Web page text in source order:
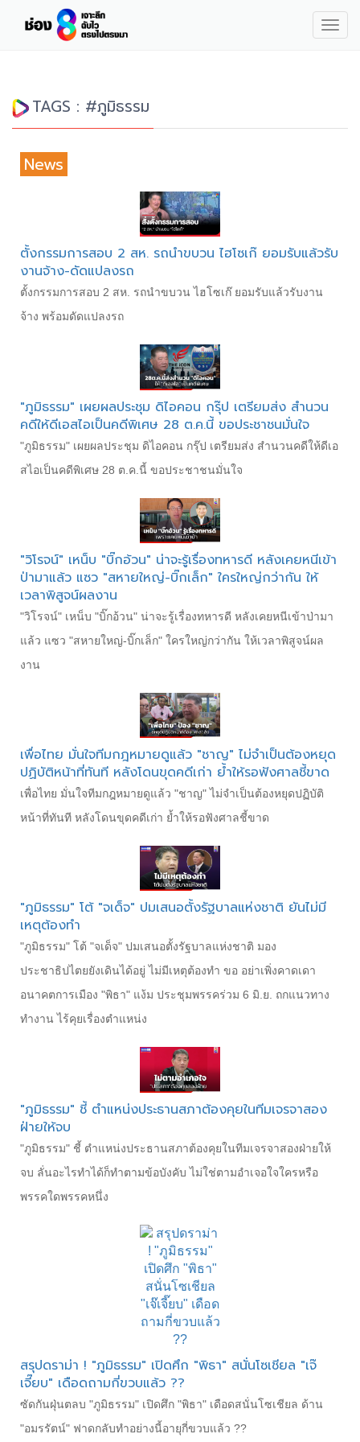
TAGS : #ภูมิธรรม
News
ตั้งกรรมการสอบ 2 สห. รถนำขบวน ไฮโซเก๊ ยอมรับแล้วรับ
งานจ้าง-ดัดแปลงรถ
ตั้งกรรมการสอบ 2 สห. รถนำขบวน ไฮโซเก๊ ยอมรับแล้วรับงาน
จ้าง พร้อมดัดแปลงรถ
"ภูมิธรรม" เผยผลประชุม ดิไอคอน กรุ๊ป เตรียมส่ง สำนวน
คดีให้ดีเอสไอเป็นคดีพิเศษ 28 ต.ค.นี้ ขอประชาชนมั่นใจ
"ภูมิธรรม" เผยผลประชุม ดิไอคอน กรุ๊ป เตรียมส่ง สำนวนคดีให้ดีเอ
สไอเป็นคดีพิเศษ 28 ต.ค.นี้ ขอประชาชนมั่นใจ
"วิโรจน์" เหน็บ "บิ๊กอ้วน" น่าจะรู้เรื่องทหารดี หลังเคยหนีเข้า
ป่ามาแล้ว แซว "สหายใหญ่-บิ๊กเล็ก" ใครใหญ่กว่ากัน ให้
เวลาพิสูจน์ผลงาน
"วิโรจน์" เหน็บ "บิ๊กอ้วน" น่าจะรู้เรื่องทหารดี หลังเคยหนีเข้าป่ามา
แล้ว แซว "สหายใหญ่-บิ๊กเล็ก" ใครใหญ่กว่ากัน ให้เวลาพิสูจน์ผล
งาน
เพื่อไทย มั่นใจทีมกฎหมายดูแล้ว "ชาญ" ไม่จำเป็นต้องหยุด
ปฏิบัติหน้าที่ทันที หลังโดนขุดคดีเก่า ย้ำให้รอฟังศาลชี้ขาด
เพื่อไทย มั่นใจทีมกฎหมายดูแล้ว "ชาญ" ไม่จำเป็นต้องหยุดปฏิบัติ
หน้าที่ทันที หลังโดนขุดคดีเก่า ย้ำให้รอฟังศาลชี้ขาด
"ภูมิธรรม" โต้ "จเด็จ" ปมเสนอตั้งรัฐบาลแห่งชาติ ยันไม่มี
เหตุต้องทำ
"ภูมิธรรม" โต้ "จเด็จ" ปมเสนอตั้งรัฐบาลแห่งชาติ มอง
ประชาธิปไตยยังเดินได้อยู่ ไม่มีเหตุต้องทำ ขอ อย่าเพิ่งคาดเดา
อนาคตการเมือง "พิธา" แง้ม ประชุมพรรคร่วม 6 มิ.ย. ถกแนวทาง
ทำงาน ไร้คุยเรื่องตำแหน่ง
"ภูมิธรรม" ชี้ ตำแหน่งประธานสภาต้องคุยในทีมเจรจาสอง
ฝ่ายให้จบ
"ภูมิธรรม" ชี้ ตำแหน่งประธานสภาต้องคุยในทีมเจรจาสองฝ่ายให้
จบ ลั่นอะไรทำได้ก็ทำตามข้อบังคับ ไม่ใช่ตามอำเจอใจใครหรือ
พรรคใดพรรคหนึ่ง
สรุปดราม่า ! "ภูมิธรรม" เปิดศึก "พิธา" สนั่นโซเชียล "เจ๊
เจี๊ยบ" เดือดถามกี่ขวบแล้ว ??
ซัดกันฝุ่นตลบ "ภูมิธรรม" เปิดศึก "พิธา" เดือดสนั่นโซเชียล ด้าน
"อมรรัตน์" ฟาดกลับทำอย่างนี้อายุกี่ขวบแล้ว ??